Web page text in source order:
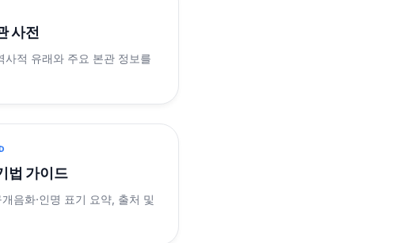
사전
사적 유래와 주요 본관 정보를
법 가이드
음화·인명 표기 요약, 출처 및